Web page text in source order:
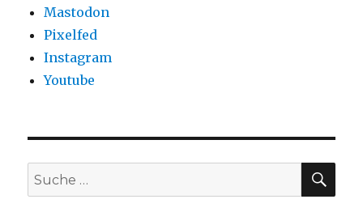
Mastodon
Pixelfed
Instagram
Youtube
Suche
nach: